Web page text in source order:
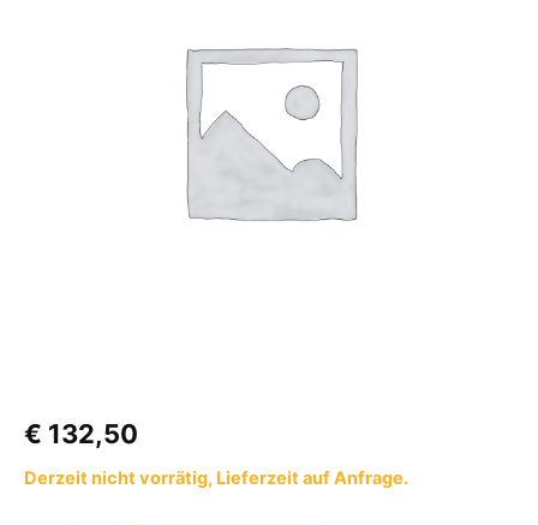
€ 132,50
Derzeit nicht vorrätig, Lieferzeit auf Anfrage.